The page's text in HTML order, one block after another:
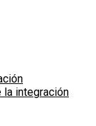
integración